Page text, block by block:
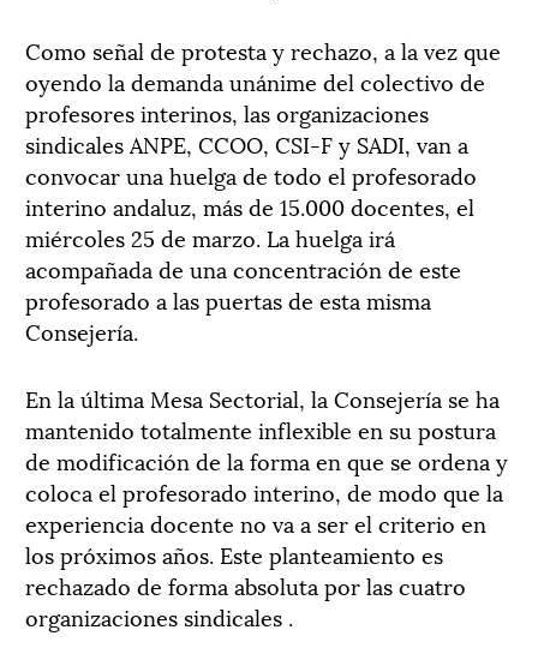
Como señal de protesta y rechazo, a la vez que
oyendo la demanda unánime del colectivo de
profesores interinos, las organizaciones
sindicales ANPE, CCOO, CSI-F y SADI, van a
convocar una huelga de todo el profesorado
interino andaluz, más de 15.000 docentes, el
miércoles 25 de marzo. La huelga irá
acompañada de una concentración de este
profesorado a las puertas de esta misma
Consejería.
En la última Mesa Sectorial, la Consejería se ha
mantenido totalmente inflexible en su postura
de modificación de la forma en que se ordena y
coloca el profesorado interino, de modo que la
experiencia docente no va a ser el criterio en
los próximos años. Este planteamiento es
rechazado de forma absoluta por las cuatro
organizaciones sindicales .